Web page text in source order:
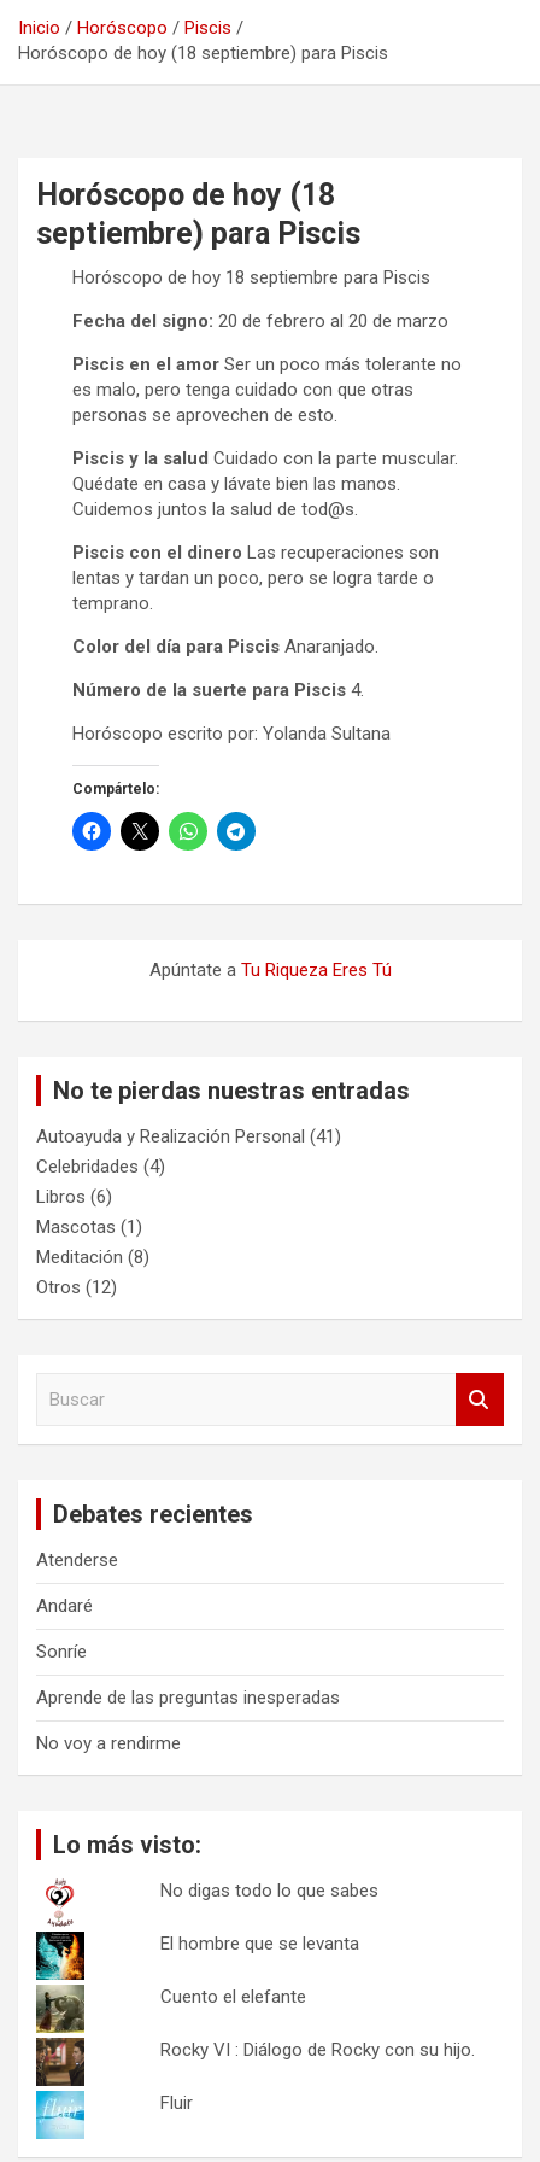
Inicio Horóscopo
Piscis
Horóscopo de hoy (18 septiembre) para Piscis
Horóscopo de hoy (18
septiembre) para Piscis
Horóscopo de hoy 18 septiembre para Piscis
Fecha del signo: 20 de febrero al 20 de marzo
Piscis en el amor Ser un poco más tolerante no
es malo, pero tenga cuidado con que otras
personas se aprovechen de esto.
Piscis y la salud Cuidado con la parte muscular.
Quédate en casa y lávate bien las manos.
Cuidemos juntos la salud de tod@s.
Piscis con el dinero Las recuperaciones son
lentas y tardan un poco, pero se logra tarde o
temprano.
Color del día para Piscis Anaranjado.
Número de la suerte para Piscis 4.
Horóscopo escrito por: Yolanda Sultana
Compártelo:
Apúntate a Tu Riqueza Eres Tú
No te pierdas nuestras entradas
Autoayuda y Realización Personal (41)
Celebridades (4)
Libros (6)
Mascotas (1)
Meditación (8)
Otros (12)
Debates recientes
Atenderse
Andaré
Sonríe
Aprende de las preguntas inesperadas
No voy a rendirme
Lo más visto:
No digas todo lo que sabes
El hombre que se levanta
Cuento el elefante
Rocky VI : Diálogo de Rocky con su hijo.
Fluir